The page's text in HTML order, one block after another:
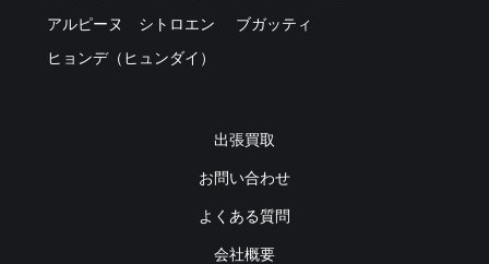
アルピーヌ シトロエン ブガッティ
ヒョンデ（ヒュンダイ）
出張買取
お問い合わせ
よくある質問
会社概要